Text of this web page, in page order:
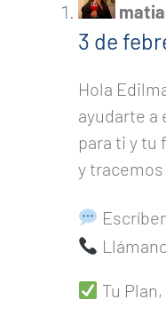
3 de
Hola
ayudarte a
para ti y tu
y
Tu